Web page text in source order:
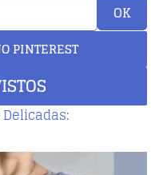
OK
PINTEREST